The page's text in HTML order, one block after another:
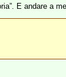
E andare a